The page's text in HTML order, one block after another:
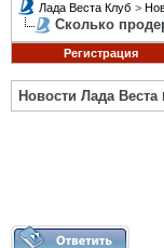
Лада Веста Клуб >
Сколько
Регистрация
Новости Лада Веста